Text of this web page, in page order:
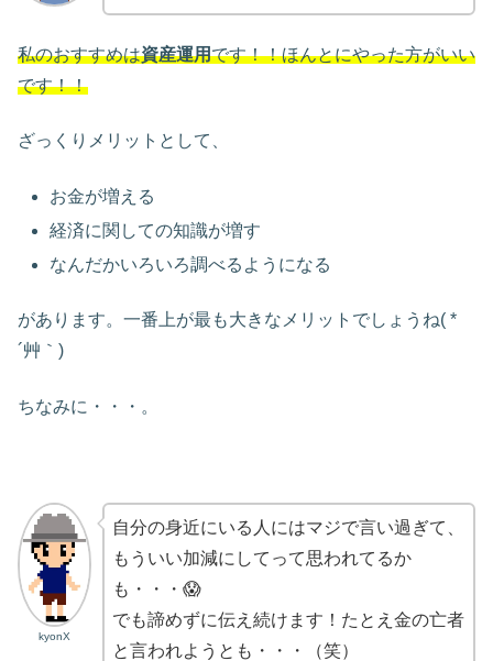
私のおすすめは資産運用です！！ほんとにやった方がいい
です！！
ざっくりメリットとして、
お金が増える
経済に関しての知識が増す
なんだかいろいろ調べるようになる
があります。一番上が最も大きなメリットでしょうね( *
´艸｀)
ちなみに・・・。
kyonX
自分の身近にいる人にはマジで言い過ぎて、
もういい加減にしてって思われてるか
も・・・😱
でも諦めずに伝え続けます！たとえ金の亡者
と言われようとも・・・（笑）